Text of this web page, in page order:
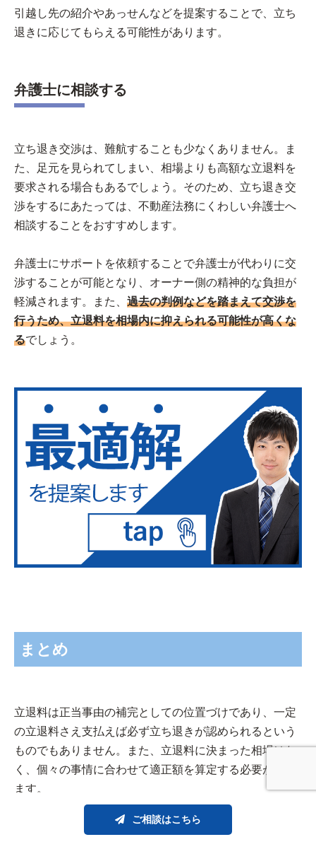
引越し先の紹介やあっせんなどを提案することで、立ち
退きに応じてもらえる可能性があります。
弁護士に相談する
立ち退き交渉は、難航することも少なくありません。ま
た、足元を見られてしまい、相場よりも高額な立退料を
要求される場合もあるでしょう。そのため、立ち退き交
渉をするにあたっては、不動産法務にくわしい弁護士へ
相談することをおすすめします。
弁護士にサポートを依頼することで弁護士が代わりに交
渉することが可能となり、オーナー側の精神的な負担が
軽減されます。また、 過去の判例などを踏まえて交渉を
行うため、立退料を相場内に抑えられる可能性が高くな
るでしょう。
まとめ
立退料は正当事由の補完としての位置づけであり、一定
の立退料さえ支払えば必ず立ち退きが認められるという
ものでもありません。また、立退料に決まった相場はな
く、個々の事情に合わせて適正額を算定する必要があり
ます。
オーナー様が自らその状況に合った適正な立退料を算定
ご相談はこちら